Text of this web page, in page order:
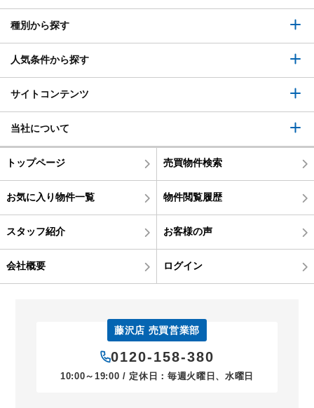
種別から探す
人気条件から探す
サイトコンテンツ
当社について
トップページ 売買物件検索
お気に入り物件一覧 物件閲覧履歴
スタッフ紹介 お客様の声
会社概要 ログイン
藤沢店 売買営業部
0120-158-380
10:00～19:00 / 定休日：毎週火曜日、水曜日